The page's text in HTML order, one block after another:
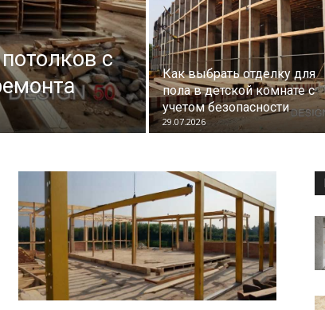
с
Как выбрать отделку для
пола в детской комнате с
учетом безопасности
29.07.2026